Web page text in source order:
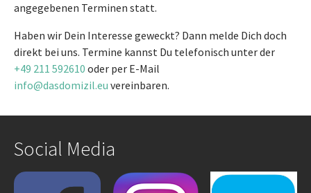
angegebenen Terminen statt.
Haben wir Dein Interesse geweckt? Dann melde Dich doch
direkt bei uns. Termine kannst Du telefonisch unter der
+49 211 592610 oder per E-Mail
info@dasdomizil.eu vereinbaren.
Social Media